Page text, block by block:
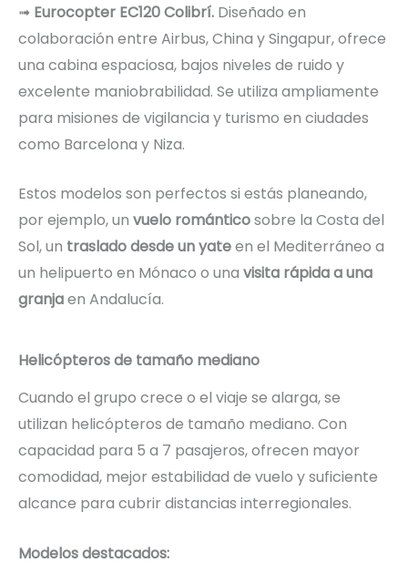
➟ Eurocopter EC120 Colibrí. Diseñado en
colaboración entre Airbus, China y Singapur, ofrece
una cabina espaciosa, bajos niveles de ruido y
excelente maniobrabilidad. Se utiliza ampliamente
para misiones de vigilancia y turismo en ciudades
como Barcelona y Niza.
Estos modelos son perfectos si estás planeando,
por ejemplo, un vuelo románticosobre la Costa del
Sol, un traslado desde un yateen el Mediterráneo a
un helipuerto en Mónaco o una visita rápida a una
granjaen Andalucía.
Helicópteros de tamaño mediano
Cuando el grupo crece o el viaje se alarga, se
utilizan helicópteros de tamaño mediano. Con
capacidad para 5 a 7 pasajeros, ofrecen mayor
comodidad, mejor estabilidad de vuelo y suficiente
alcance para cubrir distancias interregionales.
Modelos destacados: